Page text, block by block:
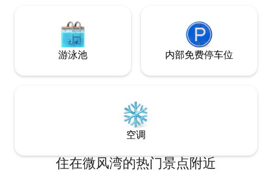
游泳池 内部免费停车位
空调
住在微风湾的热门景点附近